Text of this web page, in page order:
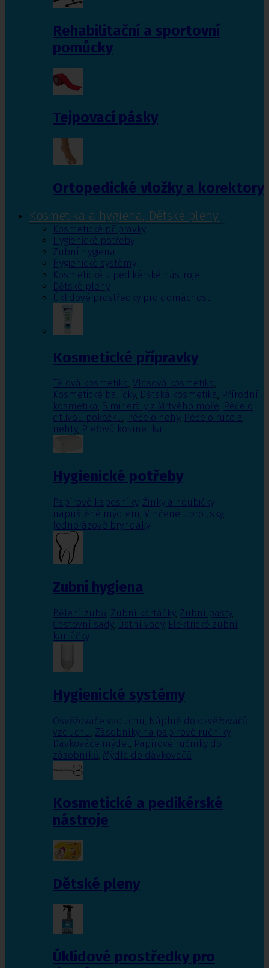
Rehabilitační a sportovní
pomůcky
Tejpovací pásky
Ortopedické vložky a korektory
Kosmetika a hygiena, Dětské pleny
Kosmetické přípravky
Hygienické potřeby
Zubní hygiena
Hygienické systémy
Kosmetické a pedikérské nástroje
Dětské pleny
Úklidové prostředky pro domácnost
Kosmetické přípravky
Tělová kosmetika, Vlasová kosmetika,
Kosmetické balíčky, Dětská kosmetika, Přírodní
kosmetika, S minerály z Mrtvého moře, Péče o
citlivou pokožku, Péče o nohy, Péče o ruce a
nehty, Pleťová kosmetika
Hygienické potřeby
Papírové kapesníky, Žínky a houbičky
napuštěné mýdlem, Vlhčené ubrousky,
Jednorázové bryndáky
Zubní hygiena
Bělení zubů, Zubní kartáčky, Zubní pasty,
Cestovní sady, Ústní vody, Elektrické zubní
kartáčky
Hygienické systémy
Osvěžovače vzduchu, Náplně do osvěžovačů
vzduchu, Zásobníky na papírové ručníky,
Dávkováče mýdel, Papírové ručníky do
zásobníků, Mýdla do dávkovačů
Kosmetické a pedikérské
nástroje
Dětské pleny
Úklidové prostředky pro